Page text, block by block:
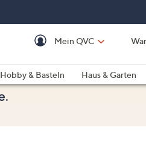
Mein QVC
Hobby & Basteln
Haus & Garten